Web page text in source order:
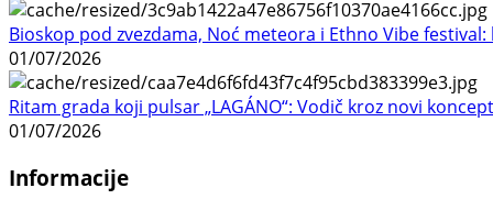
Bioskop pod zvezdama, Noć meteora i Ethno Vibe
01/07/2026
Ritam grada koji pulsar „LAGÁNO“: Vodič kroz novi
01/07/2026
Informacije